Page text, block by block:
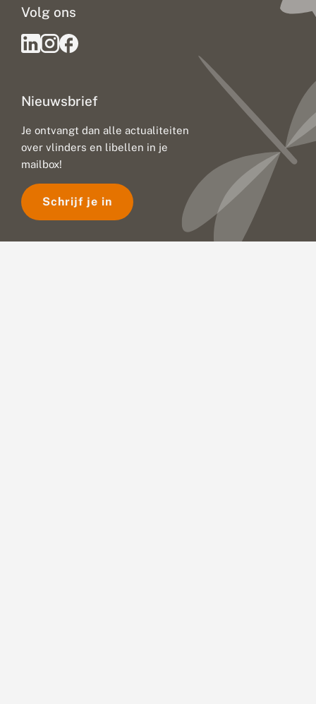
d
n
?
Nieuwsbrief
Je ontvangt dan alle actualiteiten
over vlinders en libellen in je
mailbox!
Schrijf je in
Volg ons